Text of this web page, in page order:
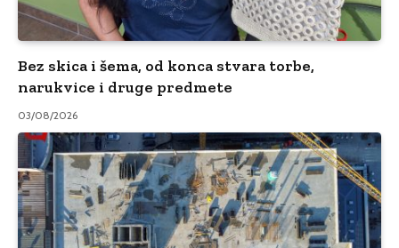
Bez skica i šema, od konca stvara torbe,
narukvice i druge predmete
03/08/2026